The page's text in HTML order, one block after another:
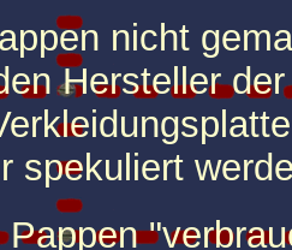
nicht
Hersteller
spekuliert